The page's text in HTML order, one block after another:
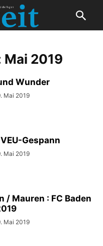
2019
Wunder
Mai 2019
Gespann
Mai 2019
/ Mauren : FC Baden
Mai 2019